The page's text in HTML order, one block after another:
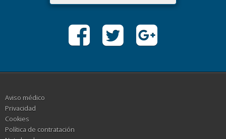
Aviso médico
Privacidad
Cookies
Política de contratación